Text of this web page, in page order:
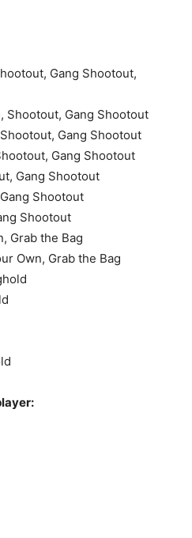
Gang Shootout,
Shootout, Gang Shootout
Gang Shootout
Gang Shootout
Gang Shootout
Shootout
Shootout
Grab the Bag
Own, Grab the Bag